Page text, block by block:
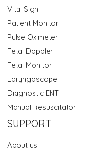
Vital Sign
Patient Monitor
Pulse Oximeter
Fetal Doppler
Fetal Monitor
Laryngoscope
Diagnostic ENT
Manual Resuscitator
SUPPORT
About us